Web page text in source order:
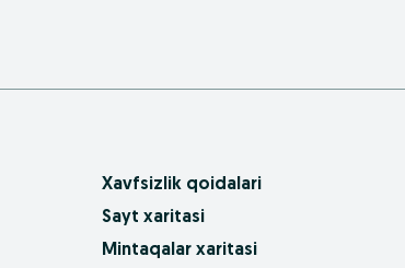
Xavfsizlik qoidalari
Sayt xaritasi
Mintaqalar xaritasi